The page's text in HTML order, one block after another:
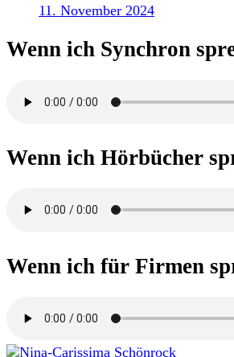
11. November 2024
Wenn ich Synchron
Wenn ich Hörbücher
Wenn ich für Firmen